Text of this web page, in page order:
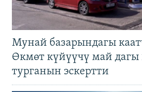
Мунай базарындагы
Өкмөт күйүүчү май
турганын эскертти